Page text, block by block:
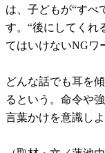
は、子どもが“すべ
す。“後にしてくれ
てはいけないNGワ
どんな話でも耳を
るという。命令や
言葉かけを意識しよ